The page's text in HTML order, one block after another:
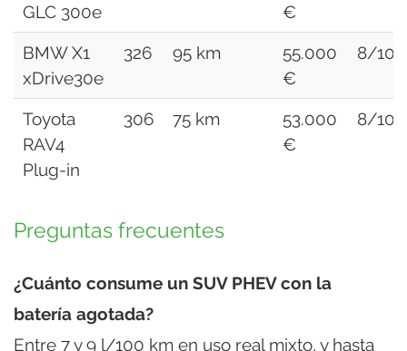
GLC 300e
€
BMW X1
xDrive30e
326 95 km
55.000
€
8/10
Toyota
RAV4
Plug-in
306 75 km
53.000
€
8/10
Preguntas frecuentes
¿Cuánto consume un SUV PHEV con la
batería agotada?
Entre 7 y 9 l/100 km en uso real mixto, y hasta